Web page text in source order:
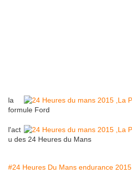
la
formule Ford
l'act
u des 24 Heures du Mans
#24 Heures Du Mans endurance 2015